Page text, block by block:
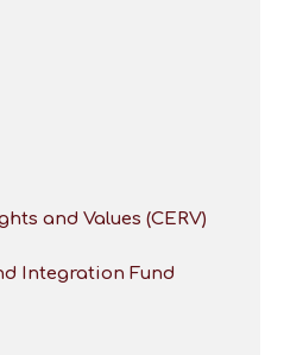
and Values (CERV)
Integration Fund